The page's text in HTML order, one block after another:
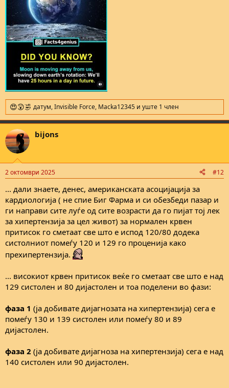
R
e
a
c
t
i
s
датум,Invisible Force, Macka12345 и уште 1 член
bijons
2 октомври 2025 #12
... дали знаете, денес, американската асоцијација за
кардиологија ( не спие Биг Фарма и си обезбеди пазар и
ги направи сите луѓе од сите возрасти да го пијат тој лек
за хипертензија за цел живот) за нормален крвен
притисок го сметаат све што е испод 120/80 додека
систолниот помеѓу 120 и 129 го проценија како
прехипертензија.
... високиот крвен притисок веќе го сметаат све што е над
129 систолен и 80 дијастолен и тоа поделени во фази:
фаза 1 (ја добивате дијагнозата на хипертензија) сега е
помеѓу 130 и 139 систолен или помеѓу 80 и 89
дијастолен.
фаза 2 (ја добивате дијагноза на хипертензија) сега е над
140 систолен или 90 дијастолен.